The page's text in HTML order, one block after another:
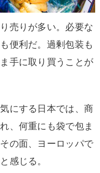
売りが多い。必要な
便利だ。過剰包装も
手に取り買うことが
にする日本では、商
、何重にも袋で包ま
の面、ヨーロッパで
感じる。